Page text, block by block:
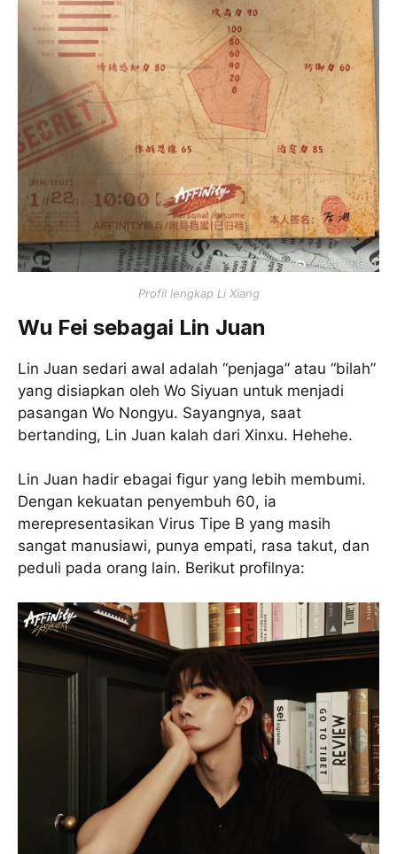
Profil lengkap Li Xiang
Wu Fei sebagai Lin Juan
Lin Juan sedari awal adalah “penjaga” atau “bilah”
yang disiapkan oleh Wo Siyuan untuk menjadi
pasangan Wo Nongyu. Sayangnya, saat
bertanding, Lin Juan kalah dari Xinxu. Hehehe.
Lin Juan hadir ebagai figur yang lebih membumi.
Dengan kekuatan penyembuh 60, ia
merepresentasikan Virus Tipe B yang masih
sangat manusiawi, punya empati, rasa takut, dan
peduli pada orang lain. Berikut profilnya: